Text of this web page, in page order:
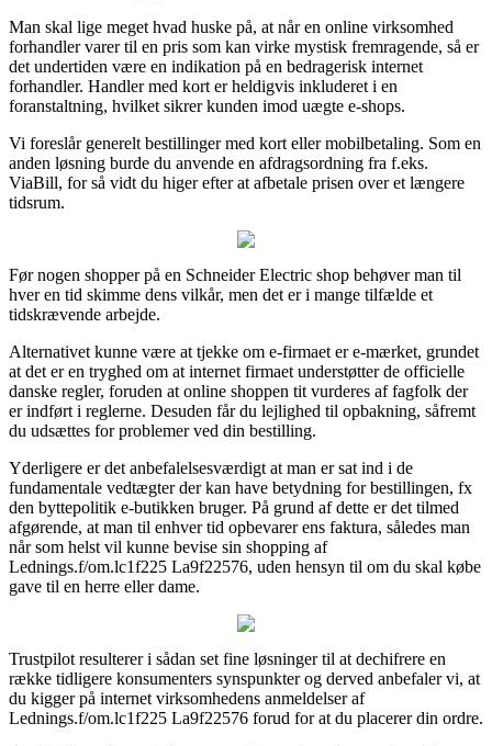
Man skal lige meget hvad huske på, at når en online virksomhed
forhandler varer til en pris som kan virke mystisk fremragende, så er
det undertiden være en indikation på en bedragerisk internet
forhandler. Handler med kort er heldigvis inkluderet i en
foranstaltning, hvilket sikrer kunden imod uægte e-shops.
Vi foreslår generelt bestillinger med kort eller mobilbetaling. Som en
anden løsning burde du anvende en afdragsordning fra f.eks.
ViaBill, for så vidt du higer efter at afbetale prisen over et længere
tidsrum.
Før nogen shopper på en Schneider Electric shop behøver man til
hver en tid skimme dens vilkår, men det er i mange tilfælde et
tidskrævende arbejde.
Alternativet kunne være at tjekke om e-firmaet er e-mærket, grundet
at det er en tryghed om at internet firmaet understøtter de officielle
danske regler, foruden at online shoppen tit vurderes af fagfolk der
er indført i reglerne. Desuden får du lejlighed til opbakning, såfremt
du udsættes for problemer ved din bestilling.
Yderligere er det anbefalelsesværdigt at man er sat ind i de
fundamentale vedtægter der kan have betydning for bestillingen, fx
den byttepolitik e-butikken bruger. På grund af dette er det tilmed
afgørende, at man til enhver tid opbevarer ens faktura, således man
når som helst vil kunne bevise sin shopping af
Lednings.f/om.lc1f225 La9f22576, uden hensyn til om du skal købe
gave til en herre eller dame.
Trustpilot resulterer i sådan set fine løsninger til at dechifrere en
række tidligere konsumenters synspunkter og derved anbefaler vi, at
du kigger på internet virksomhedens anmeldelser af
Lednings.f/om.lc1f225 La9f22576 forud for at du placerer din ordre.